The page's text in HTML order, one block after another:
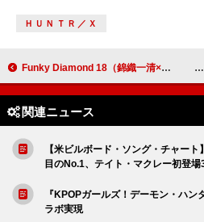
ＨＵＮＴＲ／Ｘ
Funky Diamond 18（錦織一清×パパイヤ鈴木）、10/8生放送『ラジオビバリー昼ズ』にゲスト出演
関連ニュース
【米ビルボード・ソング・チャー
目のNo.1、テイト・マクレー初登場
『KPOPガールズ！デーモン・ハ
ラボ実現